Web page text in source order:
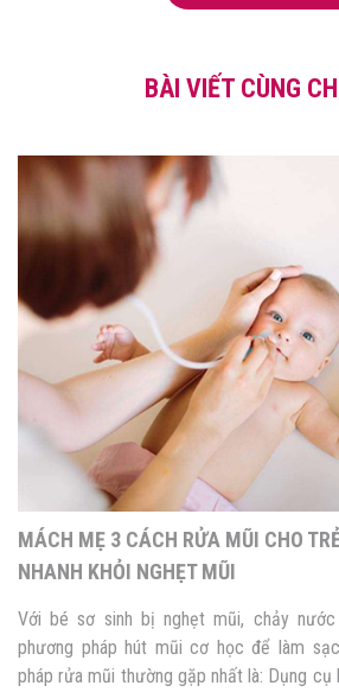
BÀI VIẾT CÙNG
MÁCH MẸ 3 CÁCH RỬA MŨI CHO
NHANH KHỎI NGHẸT MŨI
Với bé sơ sinh bị nghẹt mũi, chảy
phương pháp hút mũi cơ học để làm
pháp rửa mũi thường gặp nhất là: Dụng cụ